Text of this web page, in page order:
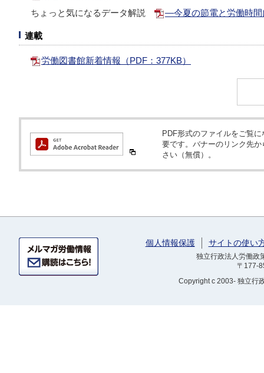
ちょっと気になるデータ解説
―今夏の節電と労働時間
連載
労働図書館新着情報（PDF：377KB）
PDF形式のファイルをご覧
要です。バナーのリンク先
さい（無償）。
個人情報保護 サイトの使い
独立行政法人労働
〒177-
Copyrightc 2003- 独立行